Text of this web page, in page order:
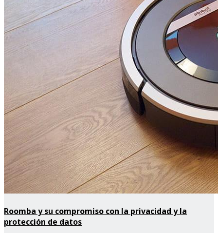
Roomba y su compromiso con la privacidad y la
protección de datos